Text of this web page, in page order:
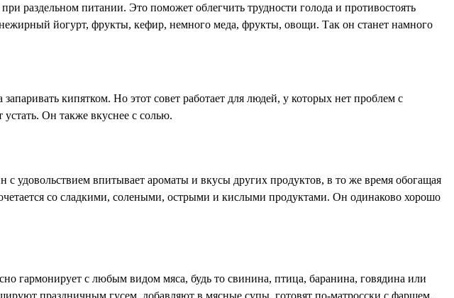
раздельном питании. Это поможет облегчить трудности голода и противостоять
йогурт, фрукты, кефир, немного меда, фрукты, овощи. Так он станет намного
кипятком. Но этот совет работает для людей, у которых нет проблем с
Он также вкуснее с солью.
удовольствием впитывает ароматы и вкусы других продуктов, в то же время обогащая
со сладкими, солеными, острыми и кислыми продуктами. Он одинаково хорошо
гармонирует с любым видом мяса, будь то свинина, птица, баранина, говядина или
праздничным гусем, добавляют в мясные супы, готовят по-матросски с фаршем,